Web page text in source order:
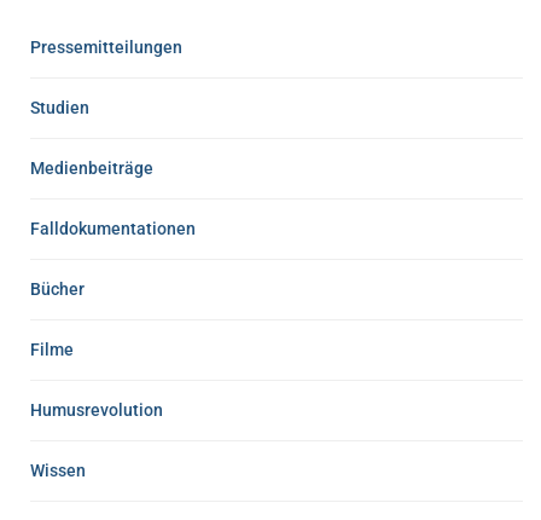
Pressemitteilungen
Studien
Medienbeiträge
Falldokumentationen
Bücher
Filme
Humusrevolution
Wissen